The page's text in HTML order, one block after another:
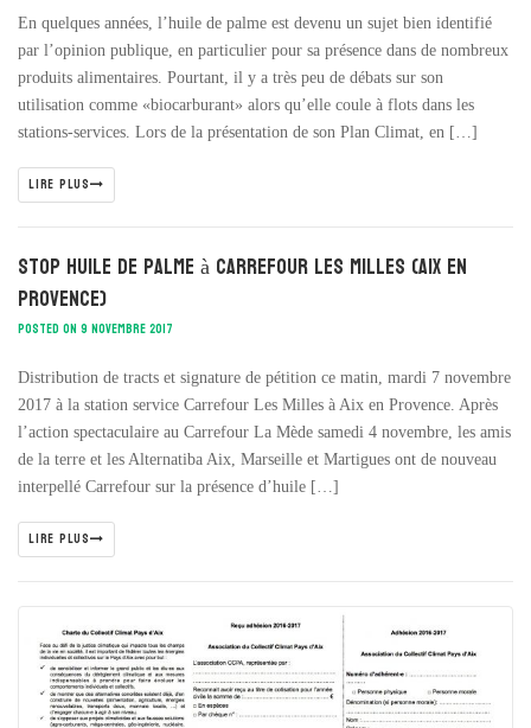
En quelques années, l’huile de palme est devenu un sujet bien identifié
par l’opinion publique, en particulier pour sa présence dans de nombreux
produits alimentaires. Pourtant, il y a très peu de débats sur son
utilisation comme «biocarburant» alors qu’elle coule à flots dans les
stations-services. Lors de la présentation de son Plan Climat, en […]
LIRE PLUS
STOP Huile de palme à Carrefour Les Milles (Aix en
Provence)
POSTED ON 9 NOVEMBRE 2017
Distribution de tracts et signature de pétition ce matin, mardi 7 novembre
2017 à la station service Carrefour Les Milles à Aix en Provence. Après
l’action spectaculaire au Carrefour La Mède samedi 4 novembre, les amis
de la terre et les Alternatiba Aix, Marseille et Martigues ont de nouveau
interpellé Carrefour sur la présence d’huile […]
LIRE PLUS